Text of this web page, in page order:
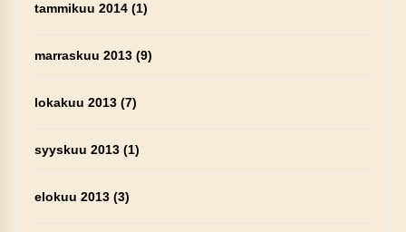
tammikuu 2014(1)
marraskuu 2013(9)
lokakuu 2013(7)
syyskuu 2013(1)
elokuu 2013(3)